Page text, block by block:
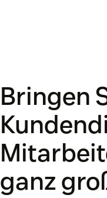
Bringen
ganz